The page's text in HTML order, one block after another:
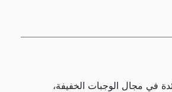
في مجال الوجبات الخفيفة،